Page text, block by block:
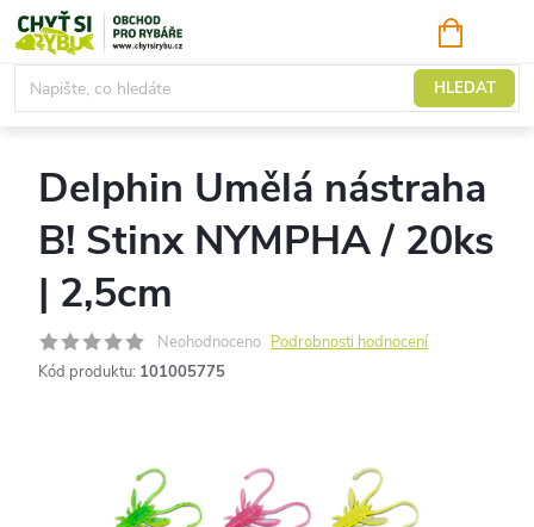
Přejít
na
obsah
HLEDAT
KOŠÍK
Nástrahy a návnady
Delphin Umělá nástraha
B! Stinx NYMPHA / 20ks
| 2,5cm
Neohodnoceno Podrobnosti hodnocení
Kód produktu: 101005775